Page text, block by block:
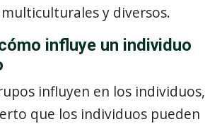
y diversos.
influye un individuo
influyen en los individuos,
que los individuos pueden